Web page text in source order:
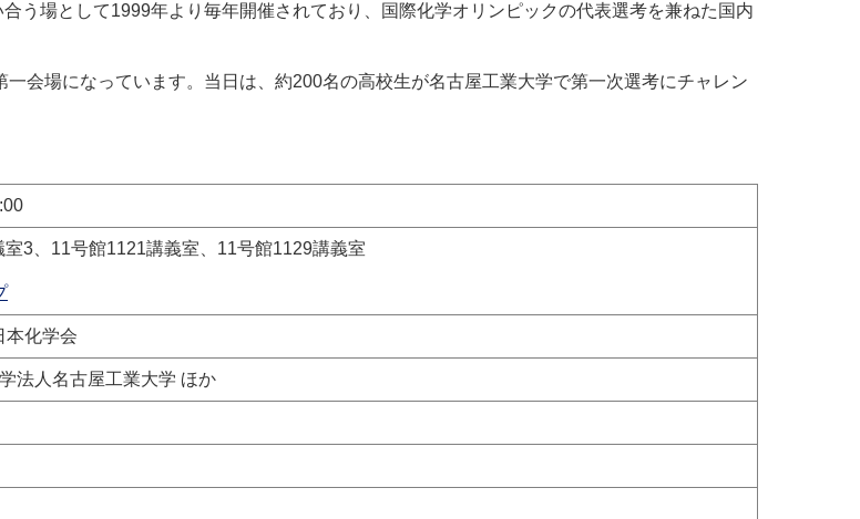
う場として1999年より毎年開催されており、国際化学オリンピックの代表選考を兼ねた国内
一会場になっています。当日は、約200名の高校生が名古屋工業大学で第一次選考にチャレン
3、 11号館1121講義室、 11号館1129講義室
本化学会
法人名古屋工業大学 ほか